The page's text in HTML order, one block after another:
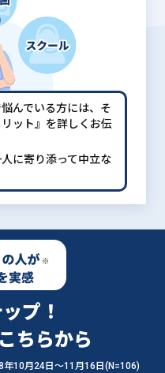
んでいる方には、 そ
ット』を詳しくお伝
に寄り添って中立な
プ！
ちらから
10月24日〜11月16日(N=106)